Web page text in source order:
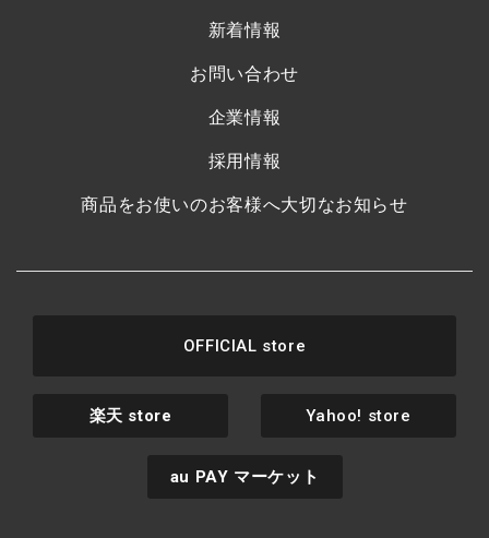
新着情報
お問い合わせ
企業情報
採用情報
商品をお使いのお客様へ大切なお知らせ
OFFICIAL store
楽天 store Yahoo! store
au PAY マーケット